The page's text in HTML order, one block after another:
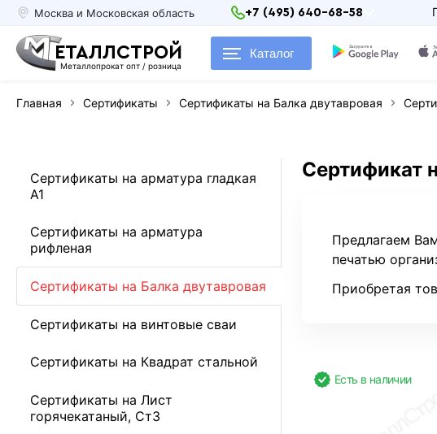
Москва и Московская область +7 (495) 640-68-58
ЕТАЛЛСТРОЙ
Металлопрокат опт / розница
Каталог
Главная Сертификаты Сертификаты на Балка двутавровая
Сертификаты на арматура гладкая
А1
Сертификаты на арматура
рифленая
Сертификаты на Балка двутавровая
Сертификаты на винтовые сваи
Сертификаты на Квадрат стальной
Сертификаты на Лист
горячекатаный, Ст3
Сертификат
Предлагаем
печатью
Приобретая
Есть в наличии